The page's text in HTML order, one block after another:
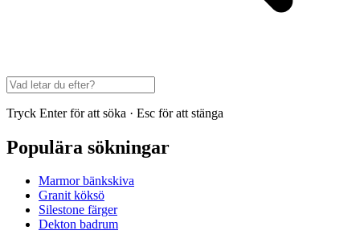
Tryck Enter för att söka · Esc för att stänga
Populära sökningar
Marmor bänkskiva
Granit köksö
Silestone färger
Dekton badrum